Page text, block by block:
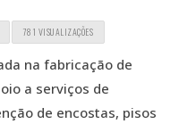
781 VISUALIZAÇÕES
na fabricação de
a serviços de
de encostas, pisos